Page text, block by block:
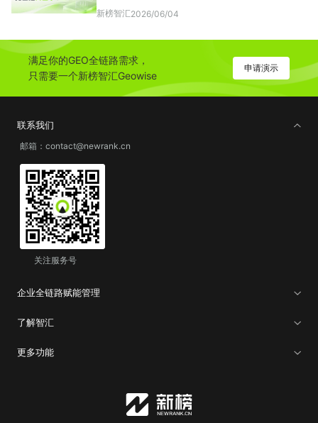
新榜智汇2026/06/04
满足你的GEO全链路需求，
只需要一个新榜智汇Geowise
申请演示
联系我们
邮箱：contact@newrank.cn
关注服务号
企业全链路赋能管理
了解智汇
更多功能